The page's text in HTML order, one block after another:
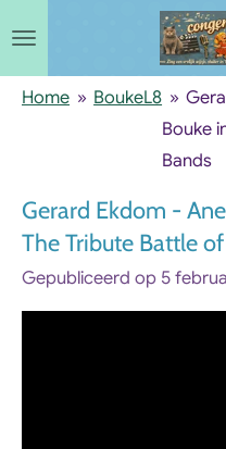
naar
Home » BoukeL8 »
Bouke
Bands
Gerard Ekdom -
The Tribute Battle
Gepubliceerd op 5